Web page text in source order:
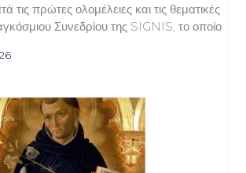
τις πρώτες ολομέλειες και τις θεματικές
Συνεδρίου της SIGNIS, το οποίο